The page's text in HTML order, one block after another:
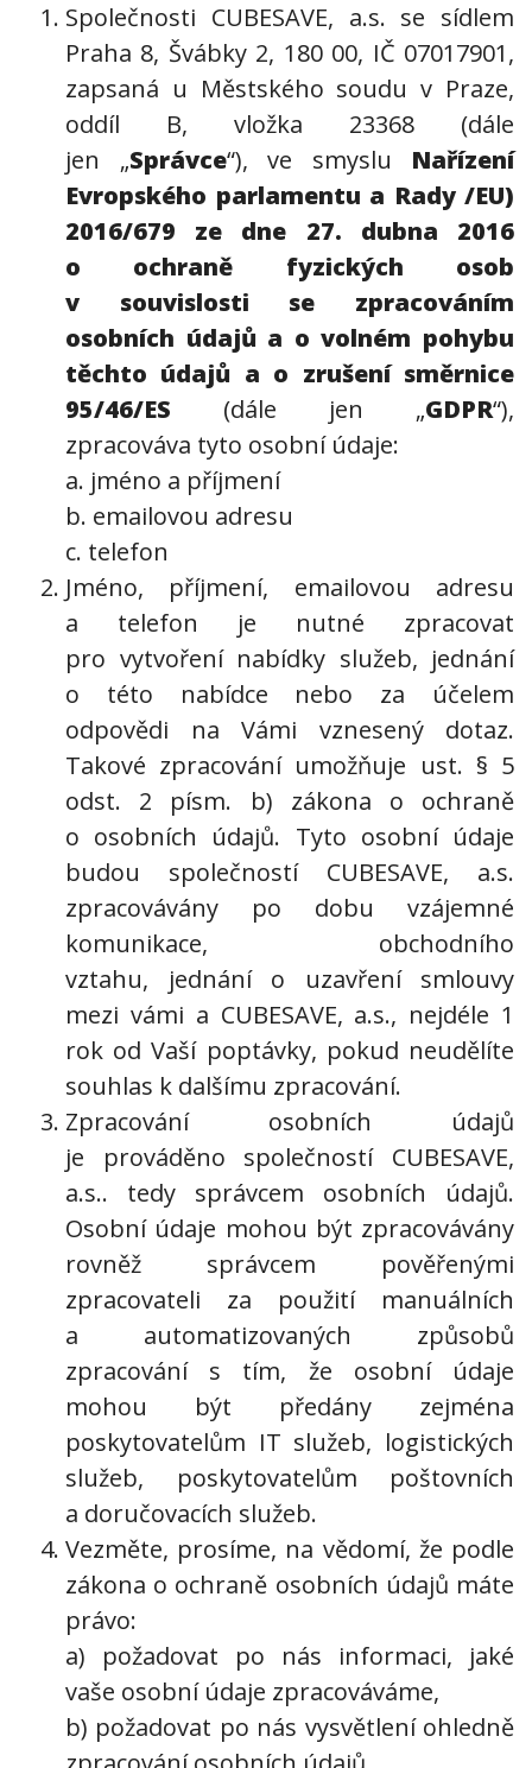
Společnosti CUBESAVE, a.s. se sídlem
Praha 8, Švábky 2, 180 00, IČ 07017901,
zapsaná u Městského soudu v Praze,
oddíl B, vložka 23368 (dále
jen „Správce“), ve smyslu Nařízení
Evropského parlamentu a Rady /EU)
2016/679 ze dne 27. dubna 2016
o ochraně fyzických osob
v souvislosti se zpracováním
osobních údajů a o volném pohybu
těchto údajů a o zrušení směrnice
95/46/ES (dále jen „GDPR“),
zpracováva tyto osobní údaje:
a. jméno a příjmení
b. emailovou adresu
c. telefon
Jméno, příjmení, emailovou adresu
a telefon je nutné zpracovat
pro vytvoření nabídky služeb, jednání
o této nabídce nebo za účelem
odpovědi na Vámi vznesený dotaz.
Takové zpracování umožňuje ust. § 5
odst. 2 písm. b) zákona o ochraně
o osobních údajů. Tyto osobní údaje
budou společností CUBESAVE, a.s.
zpracovávány po dobu vzájemné
komunikace, obchodního
vztahu, jednání o uzavření smlouvy
mezi vámi a CUBESAVE, a.s., nejdéle 1
rok od Vaší poptávky, pokud neudělíte
souhlas k dalšímu zpracování.
Zpracování osobních údajů
je prováděno společností CUBESAVE,
a.s.. tedy správcem osobních údajů.
Osobní údaje mohou být zpracovávány
rovněž správcem pověřenými
zpracovateli za použití manuálních
a automatizovaných způsobů
zpracování s tím, že osobní údaje
mohou být předány zejména
poskytovatelům IT služeb, logistických
služeb, poskytovatelům poštovních
a doručovacích služeb.
Vezměte, prosíme, na vědomí, že podle
zákona o ochraně osobních údajů máte
právo:
a) požadovat po nás informaci, jaké
vaše osobní údaje zpracováváme,
b) požadovat po nás vysvětlení ohledně